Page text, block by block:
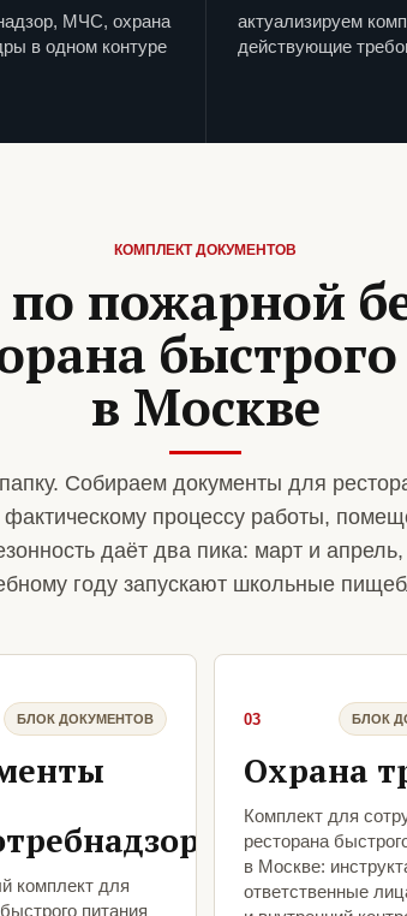
МЧС, охрана
в одном контуре
актуализируем
действующие
КОМПЛЕКТ ДОКУМЕНТОВ
пожарной
в Москве
Собираем документы для
процессу работы,
даёт два пика: март и апрель,
году запускают школьные
БЛОК ДОКУМЕНТОВ
комплект для
питания
03 БЛОК
Охрана
Комплект для
ресторана
в Москве:
ответственные